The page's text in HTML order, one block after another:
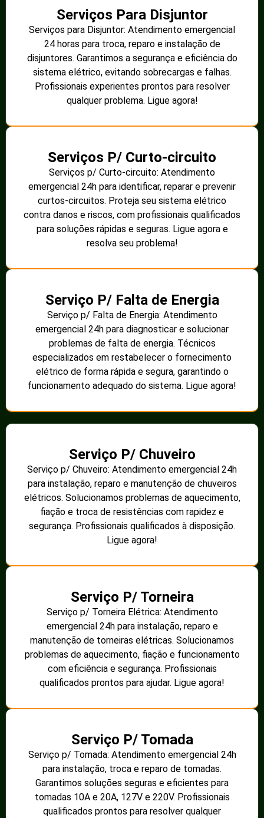
Serviços Para Disjuntor
Serviços para Disjuntor: Atendimento emergencial
24 horas para troca, reparo e instalação de
disjuntores. Garantimos a segurança e eficiência do
sistema elétrico, evitando sobrecargas e falhas.
Profissionais experientes prontos para resolver
qualquer problema. Ligue agora!
Serviços P/ Curto-circuito
Serviços p/ Curto-circuito: Atendimento
emergencial 24h para identificar, reparar e prevenir
curtos-circuitos. Proteja seu sistema elétrico
contra danos e riscos, com profissionais qualificados
para soluções rápidas e seguras. Ligue agora e
resolva seu problema!
Serviço P/ Falta de Energia
Serviço p/ Falta de Energia: Atendimento
emergencial 24h para diagnosticar e solucionar
problemas de falta de energia. Técnicos
especializados em restabelecer o fornecimento
elétrico de forma rápida e segura, garantindo o
funcionamento adequado do sistema. Ligue agora!
Serviço P/ Chuveiro
Serviço p/ Chuveiro: Atendimento emergencial 24h
para instalação, reparo e manutenção de chuveiros
elétricos. Solucionamos problemas de aquecimento,
fiação e troca de resistências com rapidez e
segurança. Profissionais qualificados à disposição.
Ligue agora!
Serviço P/ Torneira
Serviço p/ Torneira Elétrica: Atendimento
emergencial 24h para instalação, reparo e
manutenção de torneiras elétricas. Solucionamos
problemas de aquecimento, fiação e funcionamento
com eficiência e segurança. Profissionais
qualificados prontos para ajudar. Ligue agora!
Serviço P/ Tomada
Serviço p/ Tomada: Atendimento emergencial 24h
para instalação, troca e reparo de tomadas.
Garantimos soluções seguras e eficientes para
tomadas 10A e 20A, 127V e 220V. Profissionais
qualificados prontos para resolver qualquer